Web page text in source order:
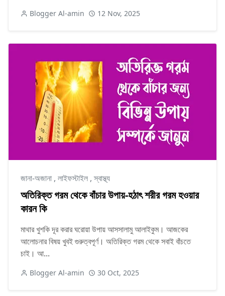
Blogger Al-amin 12 Nov, 2025
জানা-অজানা , লাইফস্টাইল ,স্বাস্থ্য
অতিরিক্ত গরম থেকে বাঁচার উপায়-হঠাৎ শরীর গরম হওয়ার
কারন কি
মাথার খুশকি দূর করার ঘরোয়া উপায় আসসালামু আলাইকুম। আজকের
আলোচনার বিষয় খুবই গুরুত্বপূর্ণ। অতিরিক্ত গরম থেকে সবাই বাঁচতে
চাই। আ...
Blogger Al-amin 30 Oct, 2025